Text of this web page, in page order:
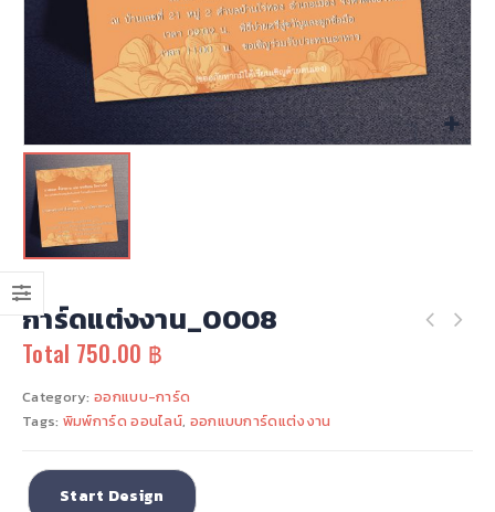
การ์ดแต่งงาน_0008
Total 750.00 ฿
Category: ออกแบบ-การ์ด
Tags: พิมพ์การ์ด ออนไลน์, ออกแบบการ์ดแต่งงาน
Start Design
out of 5
Total300.00 ฿
นามบัตร-4สีหน้าหลัง-052-2
0out of 5
Total3.00
0out of 5
Total3.00฿
0out of 5
Total3.00฿
0out of 5
Total300.00
นามบัตร-4สีหน้าหลัง-052-2
0out of 5
Total3.00฿
0out of 5
Total